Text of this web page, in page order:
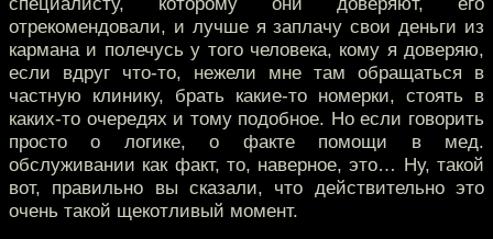
отрекомендовали, и лучше я заплачу свои деньги из
кармана и полечусь у того человека, кому я доверяю,
если вдруг что-то, нежели мне там обращаться в
частную клинику, брать какие-то номерки, стоять в
каких-то очередях и тому подобное. Но если говорить
просто о логике, о факте помощи в мед.
обслуживании как факт, то, наверное, это… Ну, такой
вот, правильно вы сказали, что действительно это
очень такой щекотливый момент.